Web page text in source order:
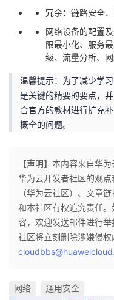
冗余：链路安全
网络设备的配置
限最小化、服务
级、流量分析、网
温馨提示：为了减少学
是关键的精要的要点，
合官方的教材进行扩充
概全的问题。
【声明】本内容来自华
华为云开发者社区的观
（华为云社区）、文章
和本社区有权追究责任
容，欢迎发送邮件进行
社区将立刻删除涉嫌侵权
网络 通用安全